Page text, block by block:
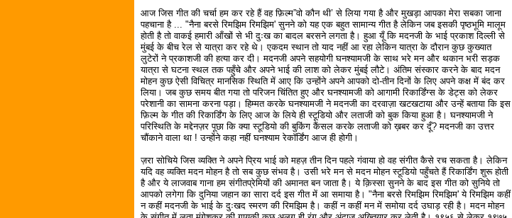
आज जिस गीत की चर्चा हम कर रहे हैं वह फ़िल्म”वो कौन थी’ से लिया गया है और मुखड़ा आपका मेरा सबका जाना
पहचाना है ... "नैना बरसे रिमझिम रिमझिम' सुनने को यह एक बहुत सामान्य गीत है लेकिन जब इसकी पृष्ठभूमि मालूम
होती है तो वाकई हमारी आँखों से भी दुःख का बादल बरसने लगता है। हुआ यूँ कि मदनजी के भाई प्रकाश दिल्ली से
मुंबई के बीच रेल से यात्रा कर रहे थे। एकदम स्थान तो याद नहीं आ रहा लेकिन यात्रा के दौरान कुछ कुख्यात
लुटेरों ने प्रकाशजी की हत्या कर दी। मदनजी अपने सहयोगी घनश्यामजी के साथ भरे मन और थकान भरी सड़क
यात्रा से घटना स्थल तक पहुँचे और अपने भाई की लाश को लेकर मुंबई लौटे। अंतिम संस्कार करने के बाद मदन
मोहन कुछ ऐसी विचित्र मानसिक स्थिति में आए कि उन्होंने अपने आपको दो-तीन दिनों के लिए अपने कक्ष में बंद कर
लिया। जब कुछ समय बीत गया तो परिजन चिंतित हुए और घनश्यामजी को आगामी रिकार्डिंग्स के डेट्स को लेकर
परेशानी का सामना करना पड़ा। हिम्मत करके घनश्यामजी ने मदनजी का दरवाज़ा खटखटाया और उन्हें बताया कि इस
फ़िल्म के गीत की रिकार्डिंग के लिए आज के लिये ही स्टूडियो और लताजी को बुक किया हुआ है। घनश्यामजी ने
परिस्थिति के मद्देनज़र पूछा कि क्या स्टूडियो की बुकिंग कैंसल करके लताजी को ख़बर कर दूँ? मदनजी का उत्तर
चौंकाने वाला था ! उन्होंने कहा नहीं घनश्याम रेकॉर्डिंग आज ही होगी।
ज़रा सोचिये जिस व्यक्ति ने अपने प्रिय भाई को महज़ तीन दिन पहले गंवाया हो वह संगीत कैसे रच सकता है। लेकिन
यदि वह व्यक्ति मदन मोहन है तो सब कुछ संभव है। उसी भरे मन से मदन मोहन स्टूडियो पहुँचते हैं रिकार्डिंग शुरू होती
है और ये लाजवाब गाना हम संगीतप्रेमियों की अमानत बन जाता है। ये क़िस्सा सुनने के बाद इस गीत को सुनिये तो
आपको लगेगा कि दुनिया जहान का सारा दर्द इस गीत में आ समाया है। "नैना बरसे रिमझिम रिमझिम' ये रिमझिम कहीं
न कहीं मदनजी के भाई के दुःखद स्मरण की रिमझिम है। कहीं न कहीं मन में समोया दर्द उघाड़ रही है। मदन मोहन